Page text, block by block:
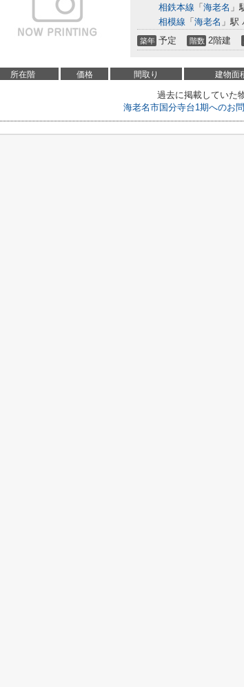
相鉄本線 「 海老名 」
相模線 「 海老名 」駅
築年 予定 階数 2階建
所在階 価格 間取り 建物面
過去に掲載していた
海老名市国分寺台1期へのお